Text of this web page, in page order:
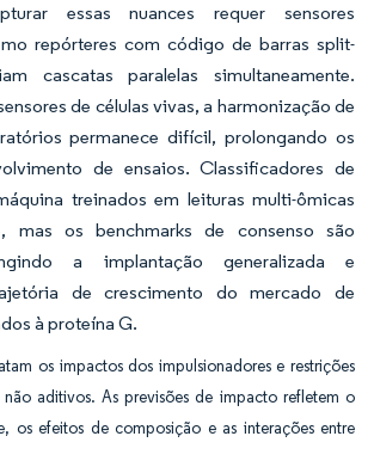
essas nuances requer sensores
repórteres com código de barras split-
cascatas paralelas simultaneamente.
de células vivas, a harmonização de
permanece difícil, prolongando os
de ensaios. Classificadores de
treinados em leituras multi-ômicas
mas os benchmarks de consenso são
a implantação generalizada e
de crescimento do mercado de
à proteína G.
os impactos dos impulsionadores e restrições
aditivos. As previsões de impacto refletem o
os efeitos de composição e as interações entre